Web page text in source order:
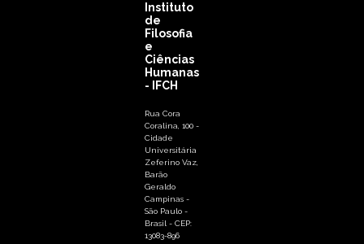
Instituto
de
Filosofia
e
Ciências
Humanas
- IFCH
Rua Cora
Coralina, 100 -
Cidade
Universitária
Zeferino Vaz,
Barão
Geraldo
Campinas -
São Paulo -
Brasil - CEP:
13083-896